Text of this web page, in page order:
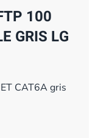
100
GRIS LG
CAT6A gris